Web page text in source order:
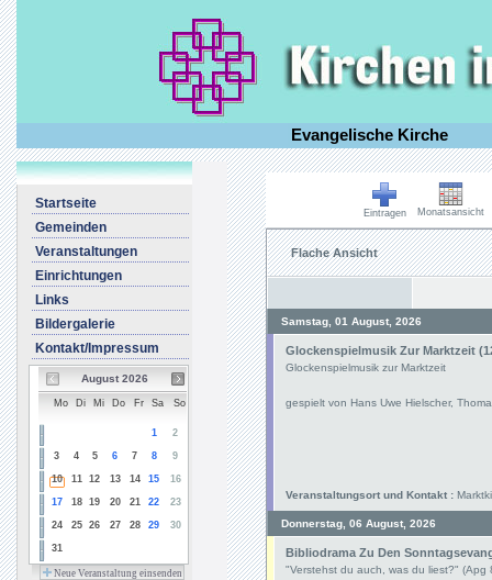
Evangelische Kirche
Startseite
Gemeinden
Veranstaltungen
Einrichtungen
Links
Bildergalerie
Kontakt/Impressum
August 2026
Mo Di Mi Do Fr Sa So
1 2
3 4 5 6 7 8 9
10 11 12 13 14 15 16
17 18 19 20 21 22 23
24 25 26 27 28 29 30
31
Neue Veranstaltung einsenden
Eintragen Monatsansicht
Flache Ansicht
Samstag, 01 August, 2026
Glockenspielmusik Zur Marktzeit
Glockenspielmusik zur Marktzeit
gespielt von Hans Uwe Hielscher,
Veranstaltungsort und Kontakt :
Donnerstag, 06 August, 2026
Bibliodrama Zu Den
"Verstehst du auch, was du liest?"